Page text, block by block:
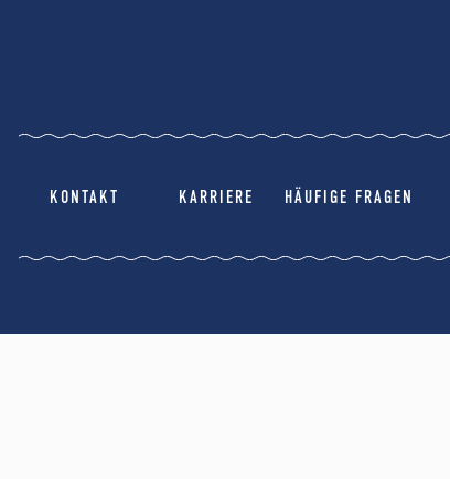
KONTAKT KARRIERE HÄUFIGE FRAGEN